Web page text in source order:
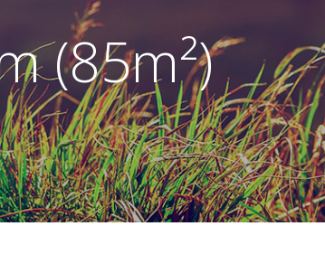
(85m²)